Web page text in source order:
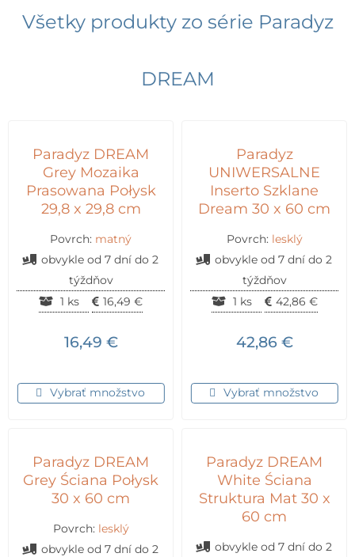
Všetky produkty zo série Paradyz
DREAM
Paradyz DREAM
Grey Mozaika
Prasowana Połysk
29,8 x 29,8 cm
Povrch: matný
obvykle od 7 dní do 2
týždňov
1 ks
16,49 €
16,49 €
Vybrať množstvo
Paradyz
UNIWERSALNE
Inserto Szklane
Dream 30 x 60 cm
Povrch: lesklý
obvykle od 7 dní do 2
týždňov
1 ks
42,86 €
42,86 €
Vybrať množstvo
Paradyz DREAM
Grey Ściana Połysk
30 x 60 cm
Povrch: lesklý
obvykle od 7 dní do 2
Paradyz DREAM
White Ściana
Struktura Mat 30 x
60 cm
obvykle od 7 dní do 2